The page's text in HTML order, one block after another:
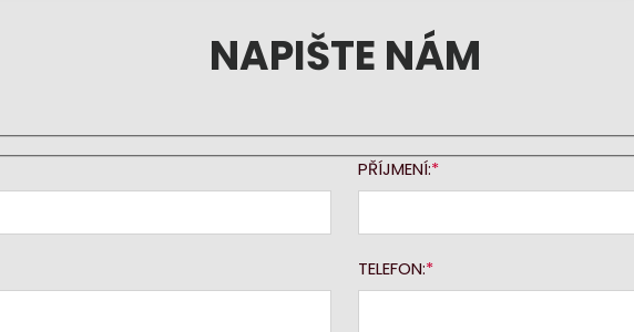
NAPIŠTE NÁM
PŘÍJMENÍ:
TELEFON: